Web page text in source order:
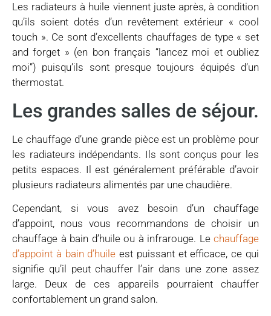
Les radiateurs à huile viennent juste après, à condition
qu’ils soient dotés d’un revêtement extérieur « cool
touch ». Ce sont d’excellents chauffages de type « set
and forget » (en bon français “lancez moi et oubliez
moi”) puisqu’ils sont presque toujours équipés d’un
thermostat.
Les grandes salles de séjour.
Le chauffage d’une grande pièce est un problème pour
les radiateurs indépendants. Ils sont conçus pour les
petits espaces. Il est généralement préférable d’avoir
plusieurs radiateurs alimentés par une chaudière.
Cependant, si vous avez besoin d’un chauffage
d’appoint, nous vous recommandons de choisir un
chauffage à bain d’huile ou à infrarouge. Le chauffage
d’appoint à bain d’huile est puissant et efficace, ce qui
signifie qu’il peut chauffer l’air dans une zone assez
large. Deux de ces appareils pourraient chauffer
confortablement un grand salon.